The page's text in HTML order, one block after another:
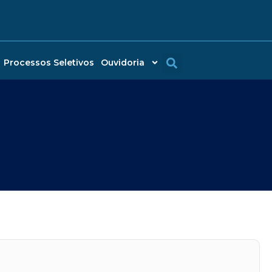
Processos Seletivos Ouvidoria